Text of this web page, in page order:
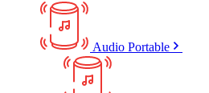
Audio Portable